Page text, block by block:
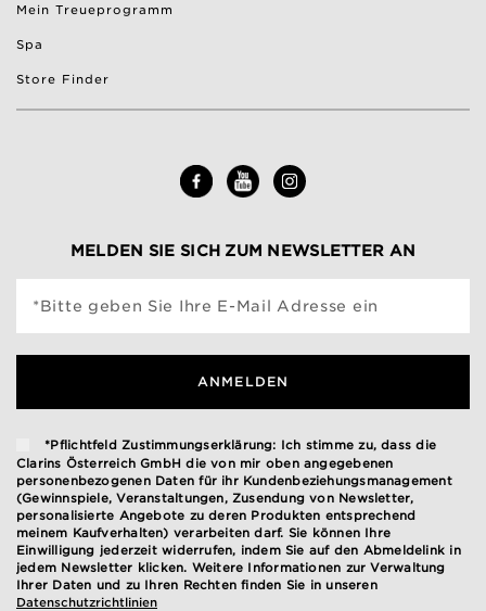
Mein Treueprogramm
Spa
Store Finder
MELDEN SIE SICH ZUM NEWSLETTER AN
*Bitte geben Sie Ihre E-Mail Adresse ein
ANMELDEN
*Pflichtfeld Zustimmungserklärung: Ich stimme zu, dass die
Clarins Österreich GmbH die von mir oben angegebenen
personenbezogenen Daten für ihr Kundenbeziehungsmanagement
(Gewinnspiele, Veranstaltungen, Zusendung von Newsletter,
personalisierte Angebote zu deren Produkten entsprechend
meinem Kaufverhalten) verarbeiten darf. Sie können Ihre
Einwilligung jederzeit widerrufen, indem Sie auf den Abmeldelink in
jedem Newsletter klicken. Weitere Informationen zur Verwaltung
Ihrer Daten und zu Ihren Rechten finden Sie in unseren
Datenschutzrichtlinien